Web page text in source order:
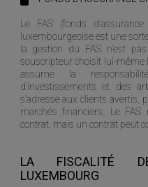
Le FAS (fonds
luxembourgeoise est une
la gestion du FAS n’est
souscripteur choisit lui-même
assume la
d’investissements et des
s’adresse aux clients avertis,
marchés financiers. Le
contrat, mais un contrat peut
LA FISCALITÉ
LUXEMBOURG